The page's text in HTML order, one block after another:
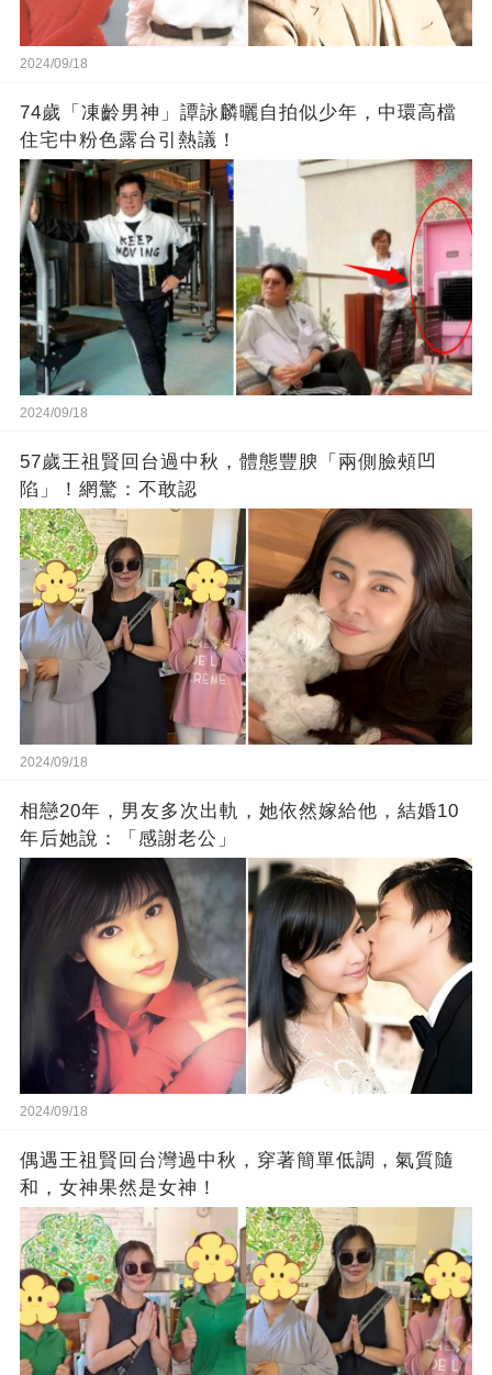
2024/09/18
74歲「凍齡男神」譚詠麟曬自拍似少年，中環高檔
住宅中粉色露台引熱議！
2024/09/18
57歲王祖賢回台過中秋，體態豐腴「兩側臉頰凹
陷」！網驚：不敢認
2024/09/18
相戀20年，男友多次出軌，她依然嫁給他，結婚10
年后她說：「感謝老公」
2024/09/18
偶遇王祖賢回台灣過中秋，穿著簡單低調，氣質隨
和，女神果然是女神！